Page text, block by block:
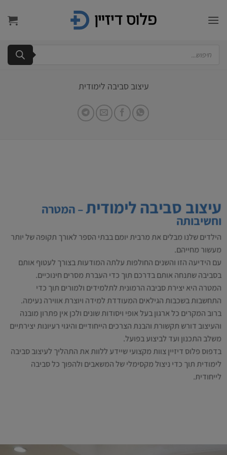
search
עיצוב סביבה לימודית
עיצוב סביבה לימודית– המטרה
וחשיבותה
הילדים שלנו מבלים את מרבית יומם בבתי הספר לאורך תקופה של יותר
מעשור מחייהם.
עם הידיעה הזו והשנים החולפות עלתה המודעות בצורך לעטוף אותם
בסביבה שתנחה אותם בדרכם תוך כדי העברת מסרים חינוכיים.
המטרה היא יצירת סביבה הרמונית לתלמידים ולמורים תוך כדי
התחשבות בשכבות הגילאים המעודדת למידה ויוצרת אווירה נעימה.
ברוב המקרים כל ארגון בעל אופי ויסודות שונים ולכן אין פתרון מובנה
והעיצוב דורש תקשורת והבנת הצרכים הייחודיים והיגוי רעיונות יצירתיים
משלב התכנון ועד לביצוע בפועל.
בדפוס פלוס דיזיין צוות מקצועי שיידע ללוות את התהליך לעיצוב סביבה
לימודית תוך כדי ניצול מקסימלי של המשאבים ולהפוך כל סביבה
לייחודית.